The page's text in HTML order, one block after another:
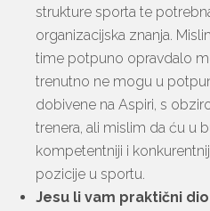
strukture sporta te
organizacijska znanja.
time potpuno opravdalo
trenutno ne mogu u
dobivene na Aspiri, s
trenera, ali mislim da ću u
kompetentniji i
pozicije u sportu.
Jesu li vam praktični